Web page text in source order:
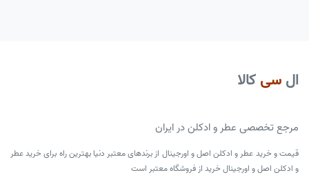
ال سی کالا
مرجع تخصصی عطر و ادکلن در ایران
قیمت و خرید عطر و ادکلن اصل و اورجینال از برندهای معتبر دنیا بهترین راه برای خرید عطر
و ادکلن اصل و اورجینال خرید از فروشگاه معتبر است